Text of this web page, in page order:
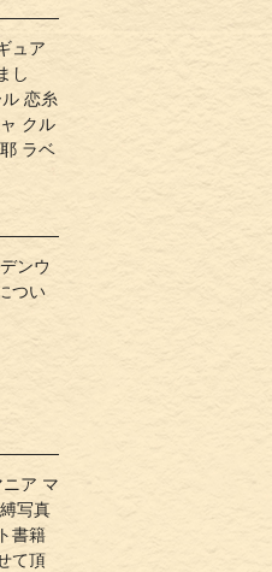
ュア
し
恋糸
クル
ラベ
ンウ
つい
ア マ
写真
書籍
て頂